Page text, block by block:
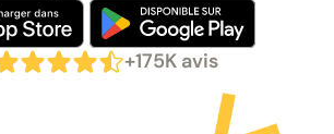
+175K avis